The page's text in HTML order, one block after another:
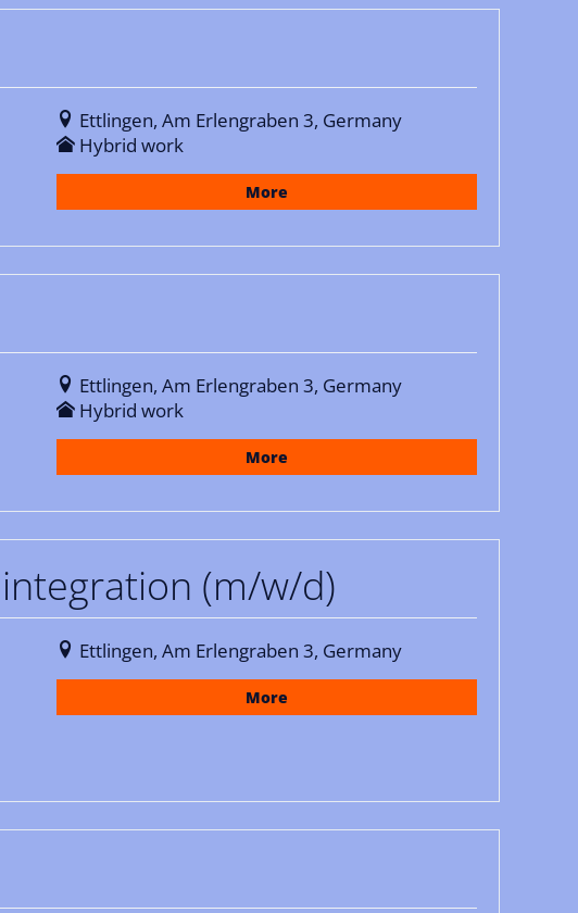
Ettlingen, Am Erlengraben 3, Germany
Hybrid work
More
Ettlingen, Am Erlengraben 3, Germany
Hybrid work
More
(m/w/d)
Ettlingen, Am Erlengraben 3, Germany
More